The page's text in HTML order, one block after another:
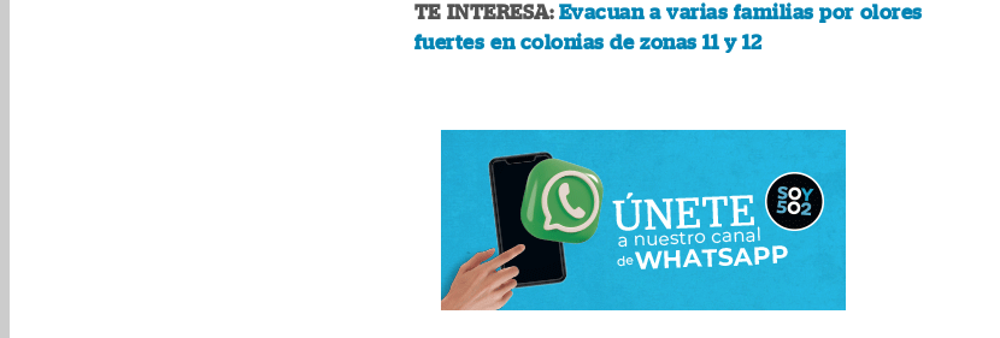
TE INTERESA: Evacuan a varias familias por olores
fuertes en colonias de zonas 11 y 12